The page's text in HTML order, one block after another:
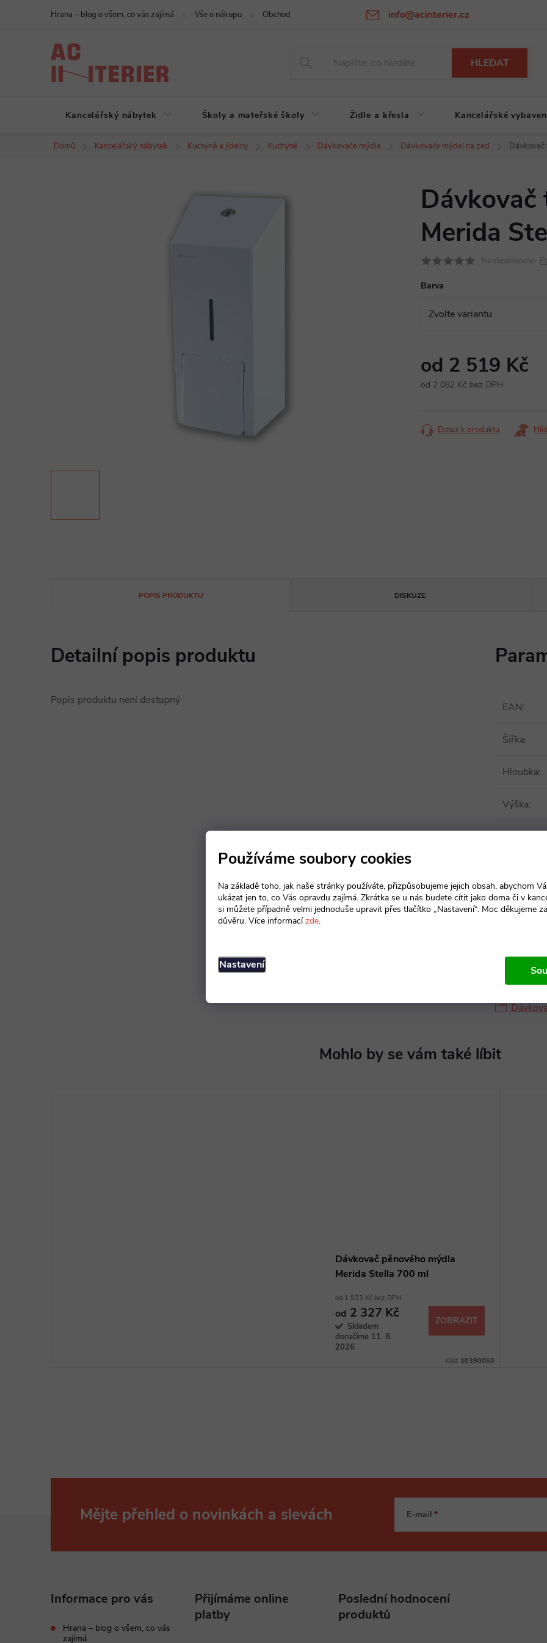
Používáme soubory cookies
Na základě toho, jak naše stránky používáte, přizpůsobujeme jejich obsah, abychom
ukázat jen to, co Vás opravdu zajímá. Zkrátka se u nás budete cítit jako doma či v
si můžete případně velmi jednoduše upravit přes tlačítko „Nastavení“. Moc děkujeme
důvěru. Více informacízde.
Nastavení
info@acinterier.cz
Hrana – blog o všem, co vás zajímá Vše o nákupu Obchodní podmínky Ochrana osobních údajů Atypická výroba na
HLEDAT
Kancelářský nábytek Školy a mateřské školy Židle a křesla Kancelářské
Domů Kancelářský nábytek Kuchyně a jídelny Kuchyně Dávkovače mýdla Dávkovače mýdel na zeď
Merida
Neohodnoceno
Barva
od 2 519 Kč
od 2 082 Kč bez DPH
Dotaz k produktu
POPIS PRODUKTU DISKUZE
Detailní popis produktu
Popis produktu není dostupný
EAN:
Šířka:
Hloubka:
Výška:
Typ mýdla
Dávkovač pěnového mýdla
Merida Stella 700 ml
od 1 923 Kč bez DPH
od 2 327 Kč
Skladem
doručíme 11. 8.
2026
ZOBRAZIT
Kód: 10390060
Mějte přehled o novinkách a slevách E-mail
Informace pro vás
Hrana – blog o všem, co vás
zajímá
Přijímáme online
platby
Poslední hodnocení
produktů